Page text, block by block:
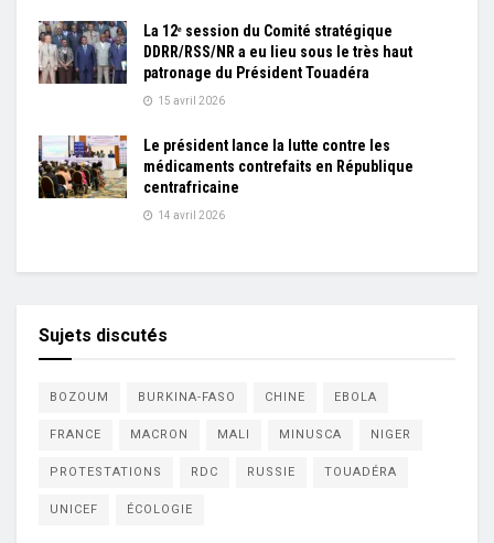
La 12ᵉ session du Comité stratégique
DDRR/RSS/NR a eu lieu sous le très haut
patronage du Président Touadéra
15 avril 2026
Le président lance la lutte contre les
médicaments contrefaits en République
centrafricaine
14 avril 2026
Sujets discutés
BOZOUM BURKINA-FASO CHINE EBOLA
FRANCE MACRON MALI MINUSCA NIGER
PROTESTATIONS RDC RUSSIE TOUADÉRA
UNICEF ÉCOLOGIE